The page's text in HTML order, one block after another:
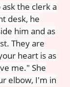
the clerk a
desk, he
him and as
They are
heart is as
me." She
elbow, I'm in